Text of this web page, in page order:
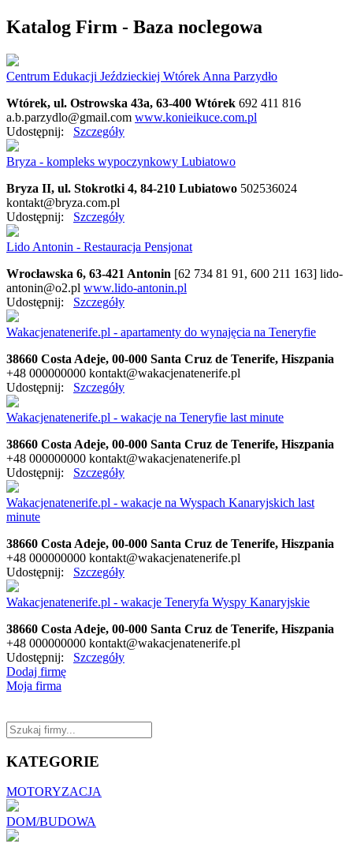
Katalog Firm - Baza noclegowa
Centrum Edukacji Jeździeckiej Wtórek Anna Parzydło
Wtórek, ul. Ostrowska 43a, 63-400 Wtórek 692 411 816
a.b.parzydlo@gmail.com www.konieikuce.com.pl
Udostępnij: Szczegóły
Bryza - kompleks wypoczynkowy Lubiatowo
Bryza II, ul. Stokrotki 4, 84-210 Lubiatowo 502536024
kontakt@bryza.com.pl
Udostępnij: Szczegóły
Lido Antonin - Restauracja Pensjonat
Wrocławska 6, 63-421 Antonin [62 734 81 91, 600 211 163] lido-
antonin@o2.pl www.lido-antonin.pl
Udostępnij: Szczegóły
Wakacjenatenerife.pl - apartamenty do wynajęcia na Teneryfie
38660 Costa Adeje, 00-000 Santa Cruz de Tenerife, Hiszpania
+48 000000000 kontakt@wakacjenatenerife.pl
Udostępnij: Szczegóły
Wakacjenatenerife.pl - wakacje na Teneryfie last minute
38660 Costa Adeje, 00-000 Santa Cruz de Tenerife, Hiszpania
+48 000000000 kontakt@wakacjenatenerife.pl
Udostępnij: Szczegóły
Wakacjenatenerife.pl - wakacje na Wyspach Kanaryjskich last
minute
38660 Costa Adeje, 00-000 Santa Cruz de Tenerife, Hiszpania
+48 000000000 kontakt@wakacjenatenerife.pl
Udostępnij: Szczegóły
Wakacjenatenerife.pl - wakacje Teneryfa Wyspy Kanaryjskie
38660 Costa Adeje, 00-000 Santa Cruz de Tenerife, Hiszpania
+48 000000000 kontakt@wakacjenatenerife.pl
Udostępnij: Szczegóły
Dodaj firmę
Moja firma
KATEGORIE
MOTORYZACJA
DOM/BUDOWA